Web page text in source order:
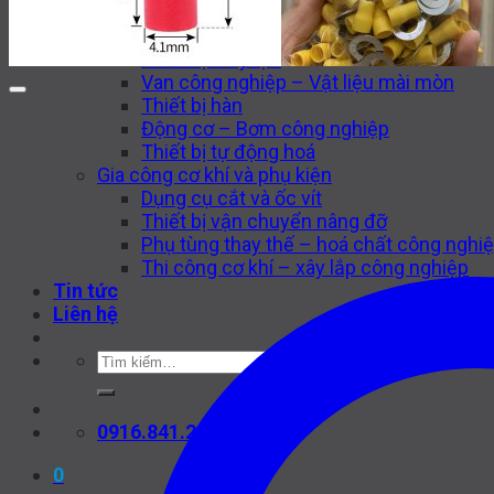
Thiết bị tự động hoá CNC
Máy công cụ CNC
Thiết bị thuỷ lực
Van công nghiệp – Vật liệu mài mòn
Thiết bị hàn
Động cơ – Bơm công nghiệp
Thiết bị tự động hoá
Gia công cơ khí và phụ kiện
Dụng cụ cắt và ốc vít
Thiết bị vận chuyển nâng đỡ
Phụ tùng thay thế – hoá chất công
Thi công cơ khí – xây lắp công nghiệp
Tin tức
Liên hệ
Tìm
0916.841.226
0